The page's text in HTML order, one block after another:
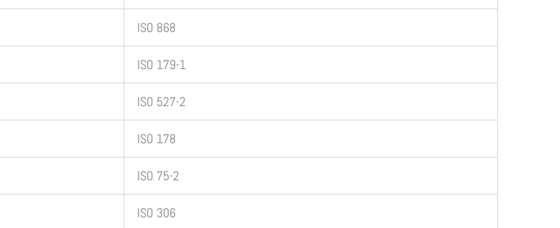
ISO 868
ISO 179-1
ISO 527-2
ISO 178
ISO 75-2
ISO 306